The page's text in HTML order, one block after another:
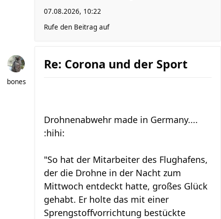
07.08.2026, 10:22
Rufe den Beitrag auf
bones
Re: Corona und der Sport
Drohnenabwehr made in Germany....
:hihi:
"So hat der Mitarbeiter des Flughafens,
der die Drohne in der Nacht zum
Mittwoch entdeckt hatte, großes Glück
gehabt. Er holte das mit einer
Sprengstoffvorrichtung bestückte